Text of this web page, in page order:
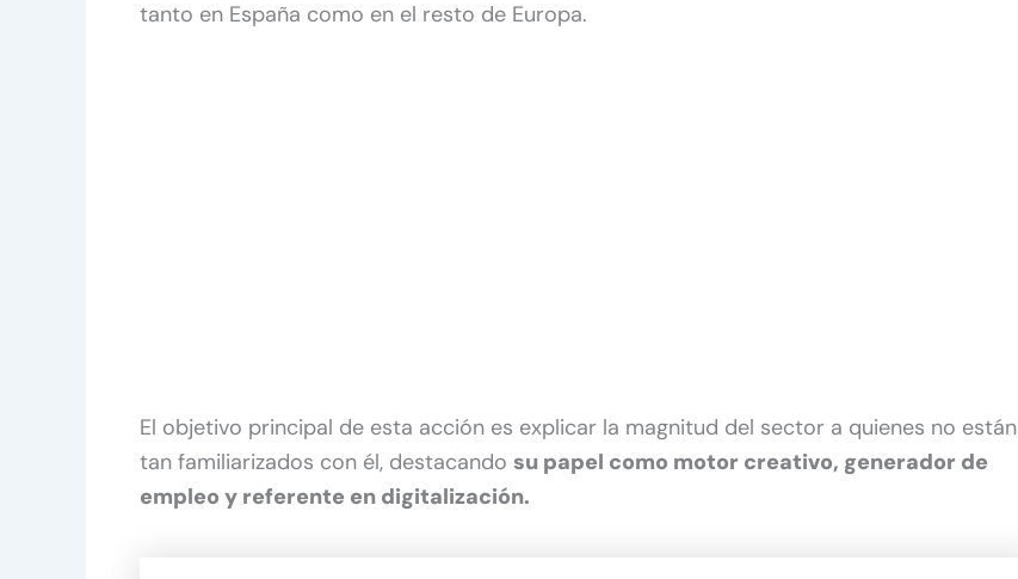
tanto en España como en el resto de Europa.
El objetivo principal de esta acción es explicar la magnitud del sector a quienes no están
tan familiarizados con él, destacando su papel como motor creativo, generador de
empleo y referente en digitalización.